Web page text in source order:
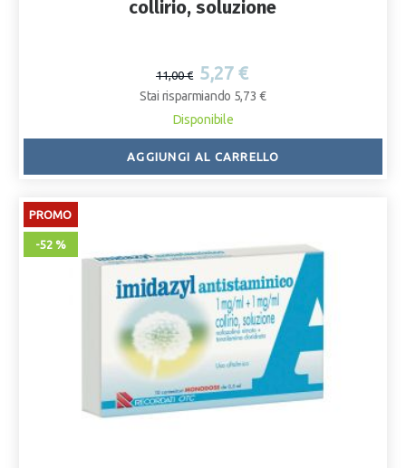
collirio, soluzione
11,00 € 5,27 €
Stai risparmiando 5,73 €
Disponibile
AGGIUNGI AL CARRELLO
PROMO
-52 %